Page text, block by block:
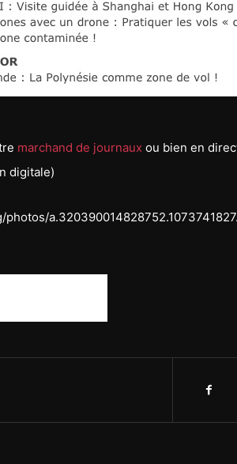
marchand de journaux ou bien en
digitale)